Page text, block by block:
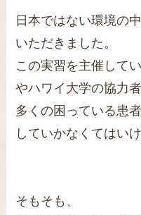
日本ではない環境の
いただきました。
この実習を主催して
やハワイ大学の協力
多くの困っている患
していかなくてはい
そもそも、